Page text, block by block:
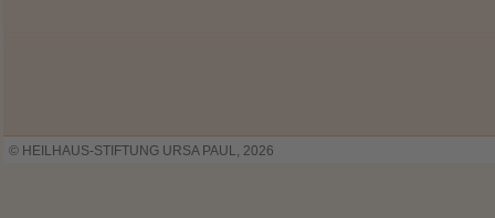
© HEILHAUS-STIFTUNG URSA PAUL, 2026